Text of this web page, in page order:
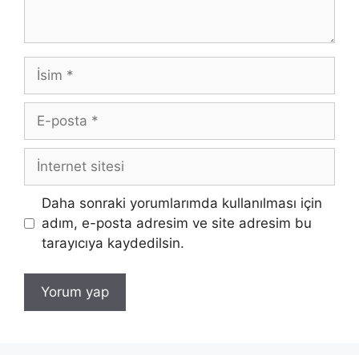
İsim
posta
İnternet
sitesi
Daha sonraki yorumlarımda kullanılması için
adım, e-posta adresim ve site adresim bu
tarayıcıya kaydedilsin.